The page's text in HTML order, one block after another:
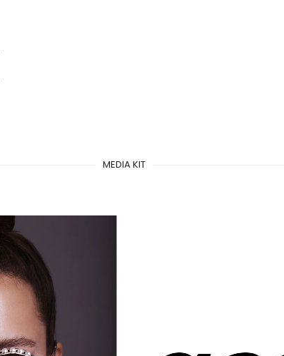
MEDIA KIT